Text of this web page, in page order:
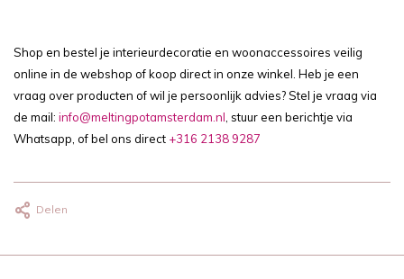
Shop en bestel je interieurdecoratie en woonaccessoires veilig
online in de webshop of koop direct in onze winkel. Heb je een
vraag over producten of wil je persoonlijk advies? Stel je vraag via
de mail: info@meltingpotamsterdam.nl, stuur een berichtje via
Whatsapp, of bel ons direct +316 2138 9287
Delen